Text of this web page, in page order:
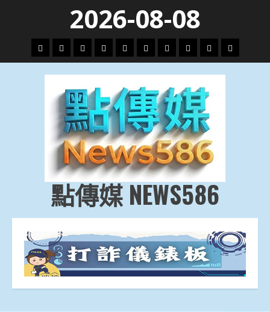
content
2026-08-08
頭
條
財
經
地
方.
會
文
教.
技
專
題
娛
樂
劇
政
治
國
際
運
動
生
活
點傳媒 NEWS586